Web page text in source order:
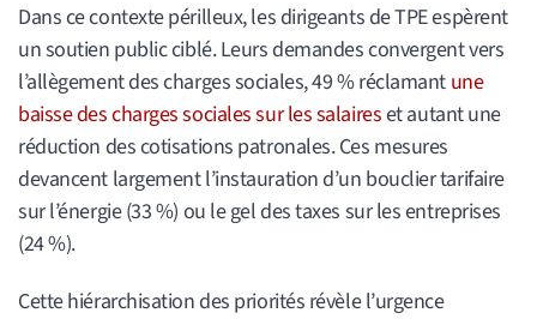
Dans ce contexte périlleux, les dirigeants de TPE espèrent
un soutien public ciblé. Leurs demandes convergent vers
l’allègement des charges sociales, 49 % réclamant une
baisse des charges sociales sur les salaireset autant une
réduction des cotisations patronales. Ces mesures
devancent largement l’instauration d’un bouclier tarifaire
sur l’énergie (33 %) ou le gel des taxes sur les entreprises
(24 %).
Cette hiérarchisation des priorités révèle l’urgence